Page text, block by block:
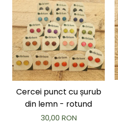
Cercei punct cu șurub
din lemn - rotund
30,00 RON